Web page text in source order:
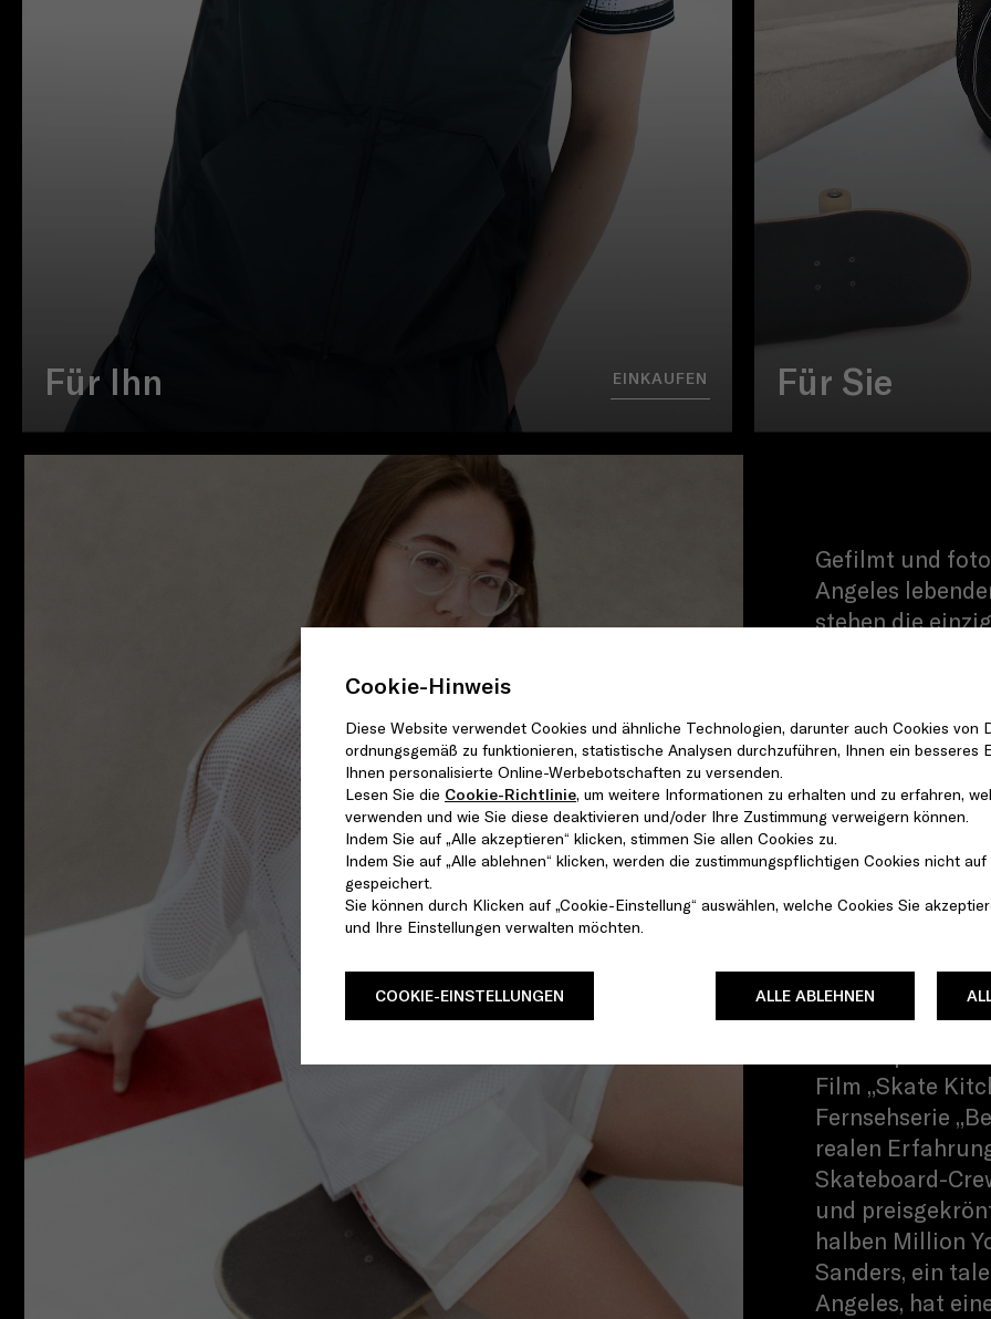
Cookie-Hinweis
Diese Website verwendet Cookies und ähnliche Technologien, darunter auch Cookies von
ordnungsgemäß zu funktionieren, statistische Analysen durchzuführen, Ihnen ein besseres
Ihnen personalisierte Online-Werbebotschaften zu versenden.
Lesen Sie die Cookie-Richtlinie, um weitere Informationen zu erhalten und zu erfahren,
verwenden und wie Sie diese deaktivieren und/oder Ihre Zustimmung verweigern können.
Indem Sie auf „Alle akzeptieren“ klicken, stimmen Sie allen Cookies zu.
Indem Sie auf „Alle ablehnen“ klicken, werden die zustimmungspflichtigen Cookies nicht
gespeichert.
Sie können durch Klicken auf „Cookie-Einstellung“ auswählen, welche Cookies Sie
und Ihre Einstellungen verwalten möchten.
ALLE ABLEHNEN
COOKIE-EINSTELLUNGEN
Für Ihn EINKAUFEN Für Sie
Gefilmt und
Angeles
stehen die
ausgewählt
direkten
zu den
Kampagne zu
Cai Xu Kun ist
Songschreiber
vielfältigen
Briana King ist
Community-
bekannt für
Girls- und
Welt. Rachelle
Schauspielerin
Film „Skate
Fernsehserie
realen
Skateboard-
und
halben Million
Sanders, ein
Angeles, hat